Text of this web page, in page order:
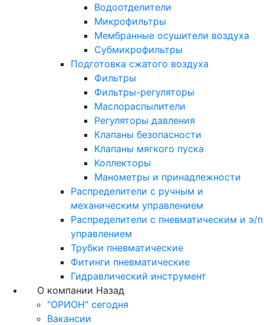
Водоотделители
Микрофильтры
Мембранные осушители воздуха
Субмикрофильтры
Подготовка сжатого воздуха
Фильтры
Фильтры-регуляторы
Маслораспылители
Регуляторы давления
Клапаны безопасности
Клапаны мягкого пуска
Коллекторы
Манометры и принадлежности
Распределители с ручным и
механическим управлением
Распределители с пневматическим и э/п
управлением
Трубки пневматические
Фитинги пневматические
Гидравлический инструмент
О компании Назад
"ОРИОН" сегодня
Вакансии